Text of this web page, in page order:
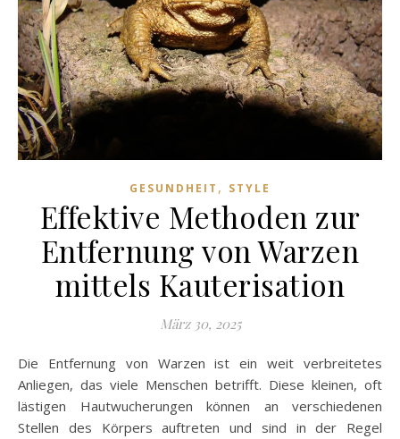
GESUNDHEIT , STYLE
Effektive Methoden zur
Entfernung von Warzen
mittels Kauterisation
März 30, 2025
Die Entfernung von Warzen ist ein weit verbreitetes
Anliegen, das viele Menschen betrifft. Diese kleinen, oft
lästigen Hautwucherungen können an verschiedenen
Stellen des Körpers auftreten und sind in der Regel